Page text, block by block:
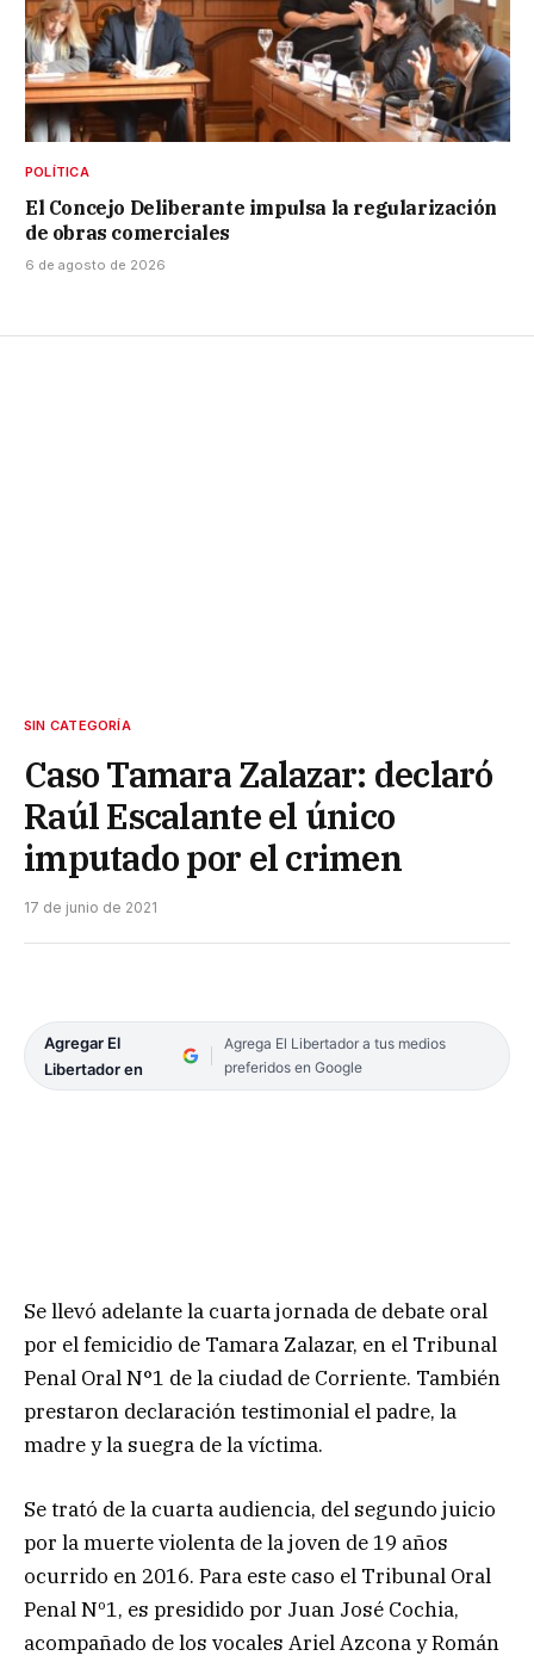
POLÍTICA
El Concejo Deliberante impulsa la regularización
de obras comerciales
6 de agosto de 2026
SIN CATEGORÍA
Caso Tamara Zalazar: declaró
Raúl Escalante el único
imputado por el crimen
17 de junio de 2021
Agregar El
Libertador en
Agrega El Libertador a tus medios
preferidos en Google
Se llevó adelante la cuarta jornada de debate oral
por el femicidio de Tamara Zalazar, en el Tribunal
Penal Oral N°1 de la ciudad de Corriente. También
prestaron declaración testimonial el padre, la
madre y la suegra de la víctima.
Se trató de la cuarta audiencia, del segundo juicio
por la muerte violenta de la joven de 19 años
ocurrido en 2016. Para este caso el Tribunal Oral
Penal Nº1, es presidido por Juan José Cochia,
acompañado de los vocales Ariel Azcona y Román